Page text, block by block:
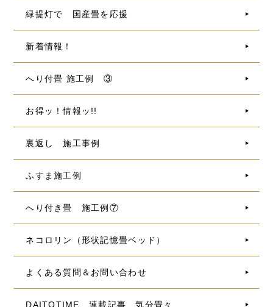
緑提灯で 国産畳を応援
新着情報！
へり付畳 施工例 ③
お得ッ！情報ッ!!
裏返し 施工事例
ふすま施工例
へり付き畳 施工例⑦
ネコロリン（形状記憶畳ベッド）
よくある質問＆お問い合わせ
DAITOTIME 連載記事 気分畳々